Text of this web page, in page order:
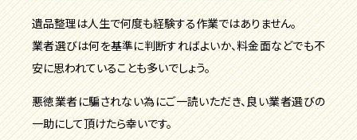
遺品整理は人生で何度も経験する作業ではありません。
業者選びは何を基準に判断すればよいか、料金面などでも不
安に思われていることも多いでしょう。
悪徳業者に騙されない為にご一読いただき、良い業者選びの
一助にして頂けたら幸いです。